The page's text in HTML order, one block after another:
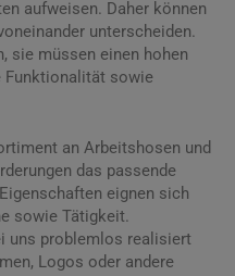
aufweisen. Daher können
unterscheiden.
sie müssen einen hohen
Funktionalität sowie
an Arbeitshosen und
das passende
eignen sich
sowie Tätigkeit.
uns problemlos realisiert
Logos oder andere